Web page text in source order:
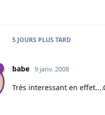
5 JOURS PLUS TARD
babe 9 janv. 2008
Très interessant en